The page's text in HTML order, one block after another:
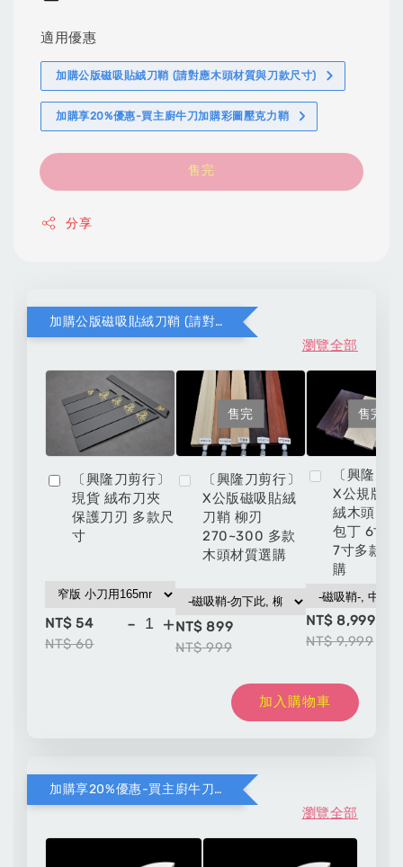
適用優惠
加購公版磁吸貼絨刀鞘 (請對應木頭材質與刀款尺寸)
加購享20%優惠-買主廚牛刀加購彩圖壓克力鞘
售完
分享
加購公版磁吸貼絨刀鞘 (請對應木頭材質與刀款尺寸)
瀏覽全部
〔興隆刀剪行〕
現貨 絨布刀夾
保護刀刃 多款尺
寸
NT$ 54
NT$ 60
- +
售完
〔興隆刀剪行〕
X公版磁吸貼絨
刀鞘 柳刃
270~300 多款
木頭材質選購
NT$ 899
NT$ 999
售完
〔興隆刀
X公規版磁
絨木頭刀
包丁 6寸
7寸多款材
購
NT$ 8,999
NT$ 9,999
加入購物車
加購享20%優惠-買主廚牛刀加購彩圖壓克力鞘
瀏覽全部